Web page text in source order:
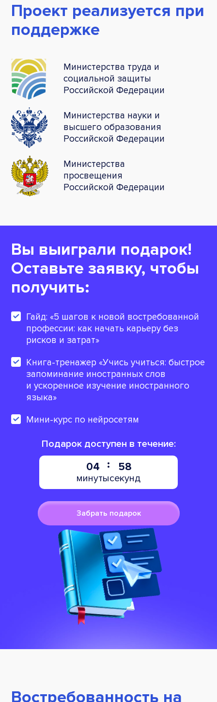
Проект реализуется при
поддержке
Министерства труда и
социальной защиты
Российской Федерации
Министерства науки и
высшего образования
Российской Федерации
Министерства
просвещения
Российской Федерации
Вы выиграли подарок!
Оставьте заявку, чтобы
получить:
Гайд: «5 шагов к новой востребованной
профессии: как начать карьеру без
рисков и затрат»
Книга-тренажер «Учись учиться: быстрое
запоминание иностранных слов
и ускоренное изучение иностранного
языка»
Мини-курс по нейросетям
Забрать подарок
Подарок доступен в течение:
04
минуты
57
секунд
Востребованность на